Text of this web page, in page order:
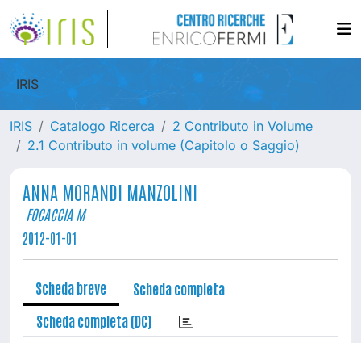
IRIS
IRIS Catalogo Ricerca
2 Contributo in Volume
2.1 Contributo in volume (Capitolo o Saggio)
ANNA MORANDI MANZOLINI
FOCACCIA M
2012-01-01
Scheda breve
Scheda completa
Scheda completa (DC)